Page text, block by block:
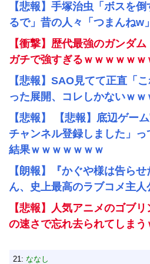
【悲報】手塚治虫「ボスを
るで」昔の人々「つまんねw
【衝撃】歴代最強のガンダム
ガチで強すぎるｗｗｗｗｗｗ
【悲報】SAO見てて正直「
った展開、コレしかないｗｗ
【悲報】 【悲報】底辺ゲー
チャンネル登録しました」
結果ｗｗｗｗｗｗｗ
【朗報】『かぐや様は告ら
ん、史上最高のラブコメ主人
【悲報】人気アニメのゴブ
の速さで忘れ去られてしまう
21: ななし